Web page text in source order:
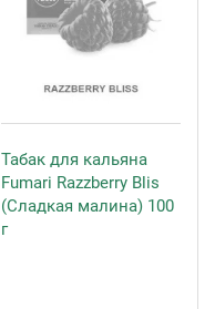
Табак для кальяна
Fumari Razzberry Blis
(Сладкая малина) 100
г